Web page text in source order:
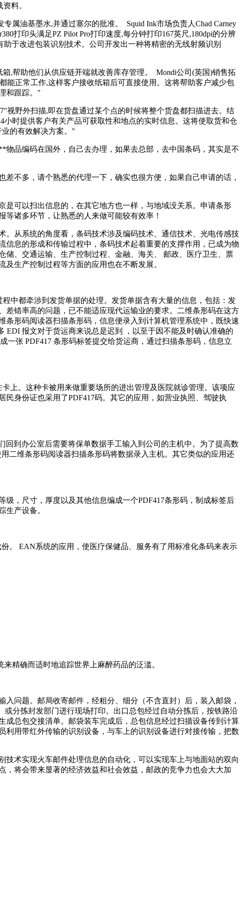
料。
属油基墨水,并通过塞尔的批准。 Squid Ink市场负责人Chad Carney
打印头满足PZ Pilot Pro打印速度,每分钟打印167英尺,180dpi的分辨
于改进包装识别技术。公司开发出一种将精密的无线射频识别
,帮助他们从供应链开端就改善库存管理。 Mondi公司(英国)销售拓
能正常工作,这样客户接收纸箱后可直接使用。这将帮助客户减少包
和跟踪。"
视野外扫描,即在货盘通过某个点的时候将整个货盘都扫描进去。结
时提供客户有关产品可获取性和地点的实时信息。这将使取货和仓
的有效解决方案。"
品编码在国外，自己去办理，如果去总部，去中国条码，其实是不
不多，请个熟悉的代理一下，确实也很方便，如果自己申请的话，
可以扫出信息的，在其它地方也一样，与地域没关系。申请条形
诸多环节，让熟悉的人来做可能较有效率！
从系统的角度看，条码技术涉及编码技术、通信技术、光电传感技
息的形成和传输过程中，条码技术起着重要的支撑作用，已成为物
、交通运输、生产控制过程、金融、海关、 邮政、医疗卫生、票
生产控制过程等方面的应用也在不断发展。
中都牵涉到发货单据的处理。发货单据含有大量的信息，包括：发
错率高的问题，已不能适应现代运输业的要求。二维条形码在这方
形码阅读器扫描条形码，信息便录入到计算机管理系统中，既快速
EDI 报文对于货运商来说总是迟到 ，以至于因不能及时确认准确的
张 PDF417 条形码标签提交给货运商，通过扫描条形码，信息立
上。这种卡被用来做重要场所的进出管理及医院就诊管理。该项应
身份证也采用了PDF417码。其它的应用，如营业执照、驾驶执
回到办公室后需要将保单数据手工输入到公司的主机中。为了提高数
二维条形码阅读器扫描条形码将数据录入主机。其它类似的应用还
，尺寸，厚度以及其他信息编成一个PDF417条形码，制成标签后
生产设备。
。 EAN系统的应用，使医疗保健品、服务有了用标准化条码来表示
精确而适时地追踪世界上麻醉药品的泛滥。
问题。邮局收寄邮件，经粗分、细分（不含直封）后，装入邮袋，
分拣封发部门进行现场打印。出口总包经过自动分拣后，按铁路沿
总包交接清单。邮袋装车完成后，总包信息经过扫描设备传到计算
用带红外传输的识别设备，与车上的识别设备进行对接传输，把数
术实现火车邮件处理信息的自动化，可以实现车上与地面站的双向
将会带来显著的经济效益和社会效益，邮政的竞争力也会大大加